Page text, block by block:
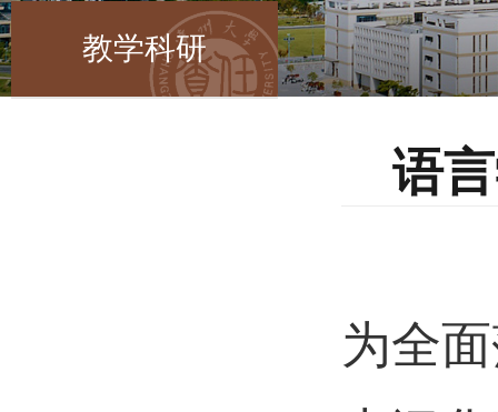
教学科研
语
为全